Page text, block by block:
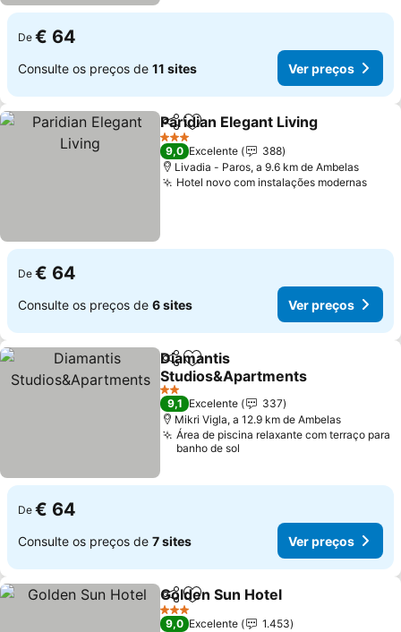
De € 64
Consulte os preços de 11 sites Ver preços
PartilharAdicionar aos favoritos
Paridian Elegant Living
3 Estrelas
9,0 Excelente
388
Livadia - Paros, a 9.6 km de Ambelas
Hotel novo com instalações modernasVer
De € 64
Consulte os preços de 6 sites Ver preços
PartilharAdicionar aos favoritos
Diamantis
Studios&Apartments
Ver preços
2 Estrelas
9,1 Excelente
337
Mikri Vigla, a 12.9 km de Ambelas
Área de piscina relaxante com terraço para
banho de sol
De € 64
Consulte os preços de 7 sites Ver preços
PartilharAdicionar aos favoritos
Golden Sun Hotel
3 Estrelas
9,0 Excelente
1.453